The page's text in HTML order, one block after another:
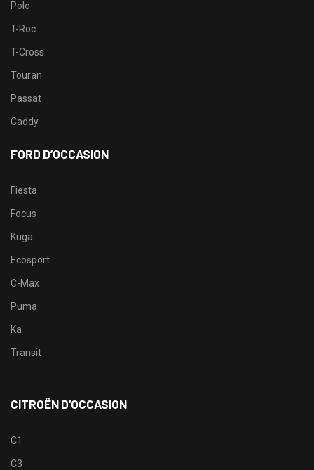
Polo
T-Roc
T-Cross
Touran
Passat
Caddy
FORD D’OCCASION
Fiesta
Focus
Kuga
Ecosport
C-Max
Puma
Ka
Transit
CITROËN D’OCCASION
C1
C3